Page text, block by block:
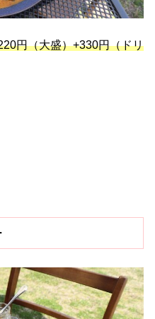
円（大盛）+330円（ドリ